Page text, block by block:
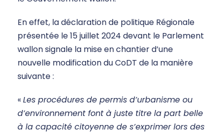
En effet, la déclaration de politique Régionale
présentée le 15 juillet 2024 devant le Parlement
wallon signale la mise en chantier d’une
nouvelle modification du CoDT de la manière
suivante :
«Les procédures de permis d’urbanisme ou
d’environnement font à juste titre la part belle
à la capacité citoyenne de s’exprimer lors des